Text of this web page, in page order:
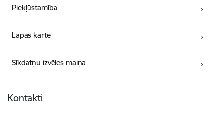
Piekļūstamība
Lapas karte
Sīkdatņu izvēles maiņa
Kontakti